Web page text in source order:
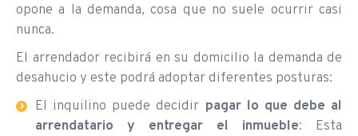
opone a la demanda, cosa que no suele ocurrir casi
nunca.
El arrendador recibirá en su domicilio la demanda de
desahucio y este podrá adoptar diferentes posturas:
El inquilino puede decidir pagar lo que debe al
arrendatario y entregar el inmueble: Esta